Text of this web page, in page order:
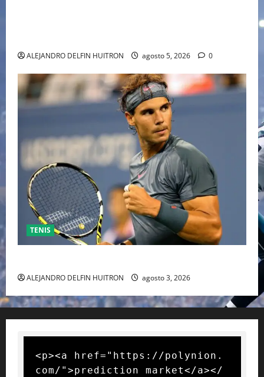
ALEJANDRO DELFIN HUITRON agosto 5, 2026 0
TENIS
ALEJANDRO DELFIN HUITRON agosto 3, 2026
<p><a href="https://polynion.
com/">prediction market</a></